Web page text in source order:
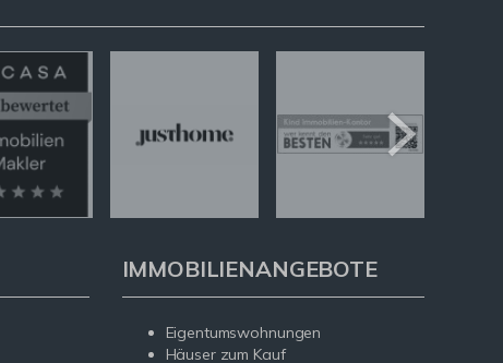
IMMOBILIENANGEBOTE
Eigentumswohnungen
Häuser zum Kauf